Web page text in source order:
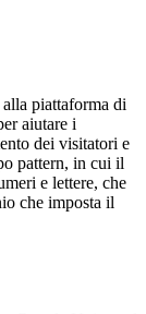
piattaforma di
aiutare i
dei visitatori e
pattern, in cui il
e lettere, che
che imposta il